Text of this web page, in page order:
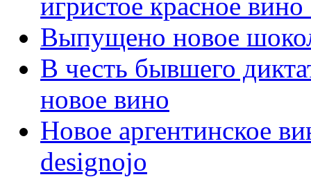
Выпущено новое
В честь бывшего
новое вино
Новое аргентинское
designojo